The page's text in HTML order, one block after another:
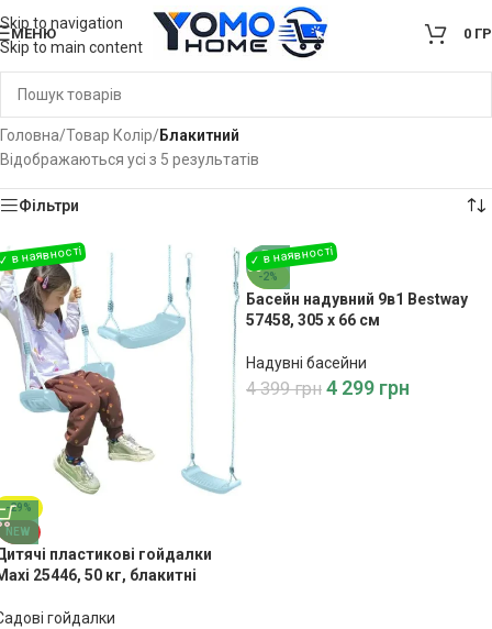
Skip to navigation
Skip to main content
МЕНЮ 0
Головна/Товар Колір/Блакитний
Відображаються усі з 5 результатів
Фільтри
-29%
NEW
пластикові гойдалки
25446, 50 кг, блакитні
гойдалки
-2%
Басейн надувний 9в1 Bestway
57458, 305 x 66 см
Надувні басейни
4 399грн 4 299 грн